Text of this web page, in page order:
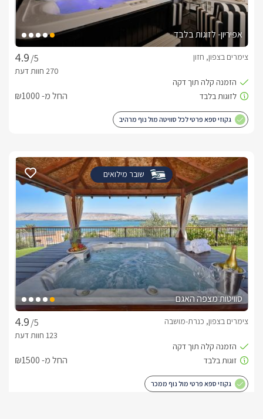
רכיבה על סוסים, טיולי ג'יפים, קטיף עונתי, גלריות אמנות, פינות
ליטוף, פארק קצרין העתיקה, מסעדות איכותיות, מבחר יקבים של
יינות איכותיים וטובים ועוד...
אפיריון- לזוגות בלבד
/5
צימרים בצפון, חזון
החל מ- ₪1000
גקוזי ספא פרטי לכל סוויטה מול נוף מרהיב
שובר מילואים
סוויטות מצפה האגם
/5
צימרים בצפון, כנרת-מושבה
החל מ- ₪1500
גקוזי ספא פרטי מול נוף ממכר